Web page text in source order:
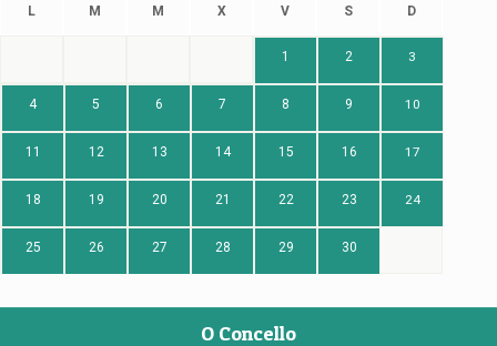
L M M X V S D
1 2 3
4 5 6 7 8 9 10
11 12 13 14 15 16 17
18 19 20 21 22 23 24
25 26 27 28 29 30
O Concello